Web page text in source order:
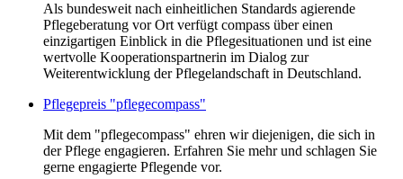
Als bundesweit nach einheitlichen Standards agierende
Pflegeberatung vor Ort verfügt compass über einen
einzigartigen Einblick in die Pflegesituationen und ist eine
wertvolle Kooperationspartnerin im Dialog zur
Weiterentwicklung der Pflegelandschaft in Deutschland.
Pflegepreis "pflegecompass"
Mit dem "pflegecompass" ehren wir diejenigen, die sich in
der Pflege engagieren. Erfahren Sie mehr und schlagen Sie
gerne engagierte Pflegende vor.